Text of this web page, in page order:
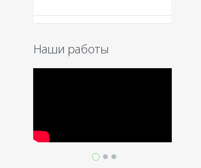
Наши работы